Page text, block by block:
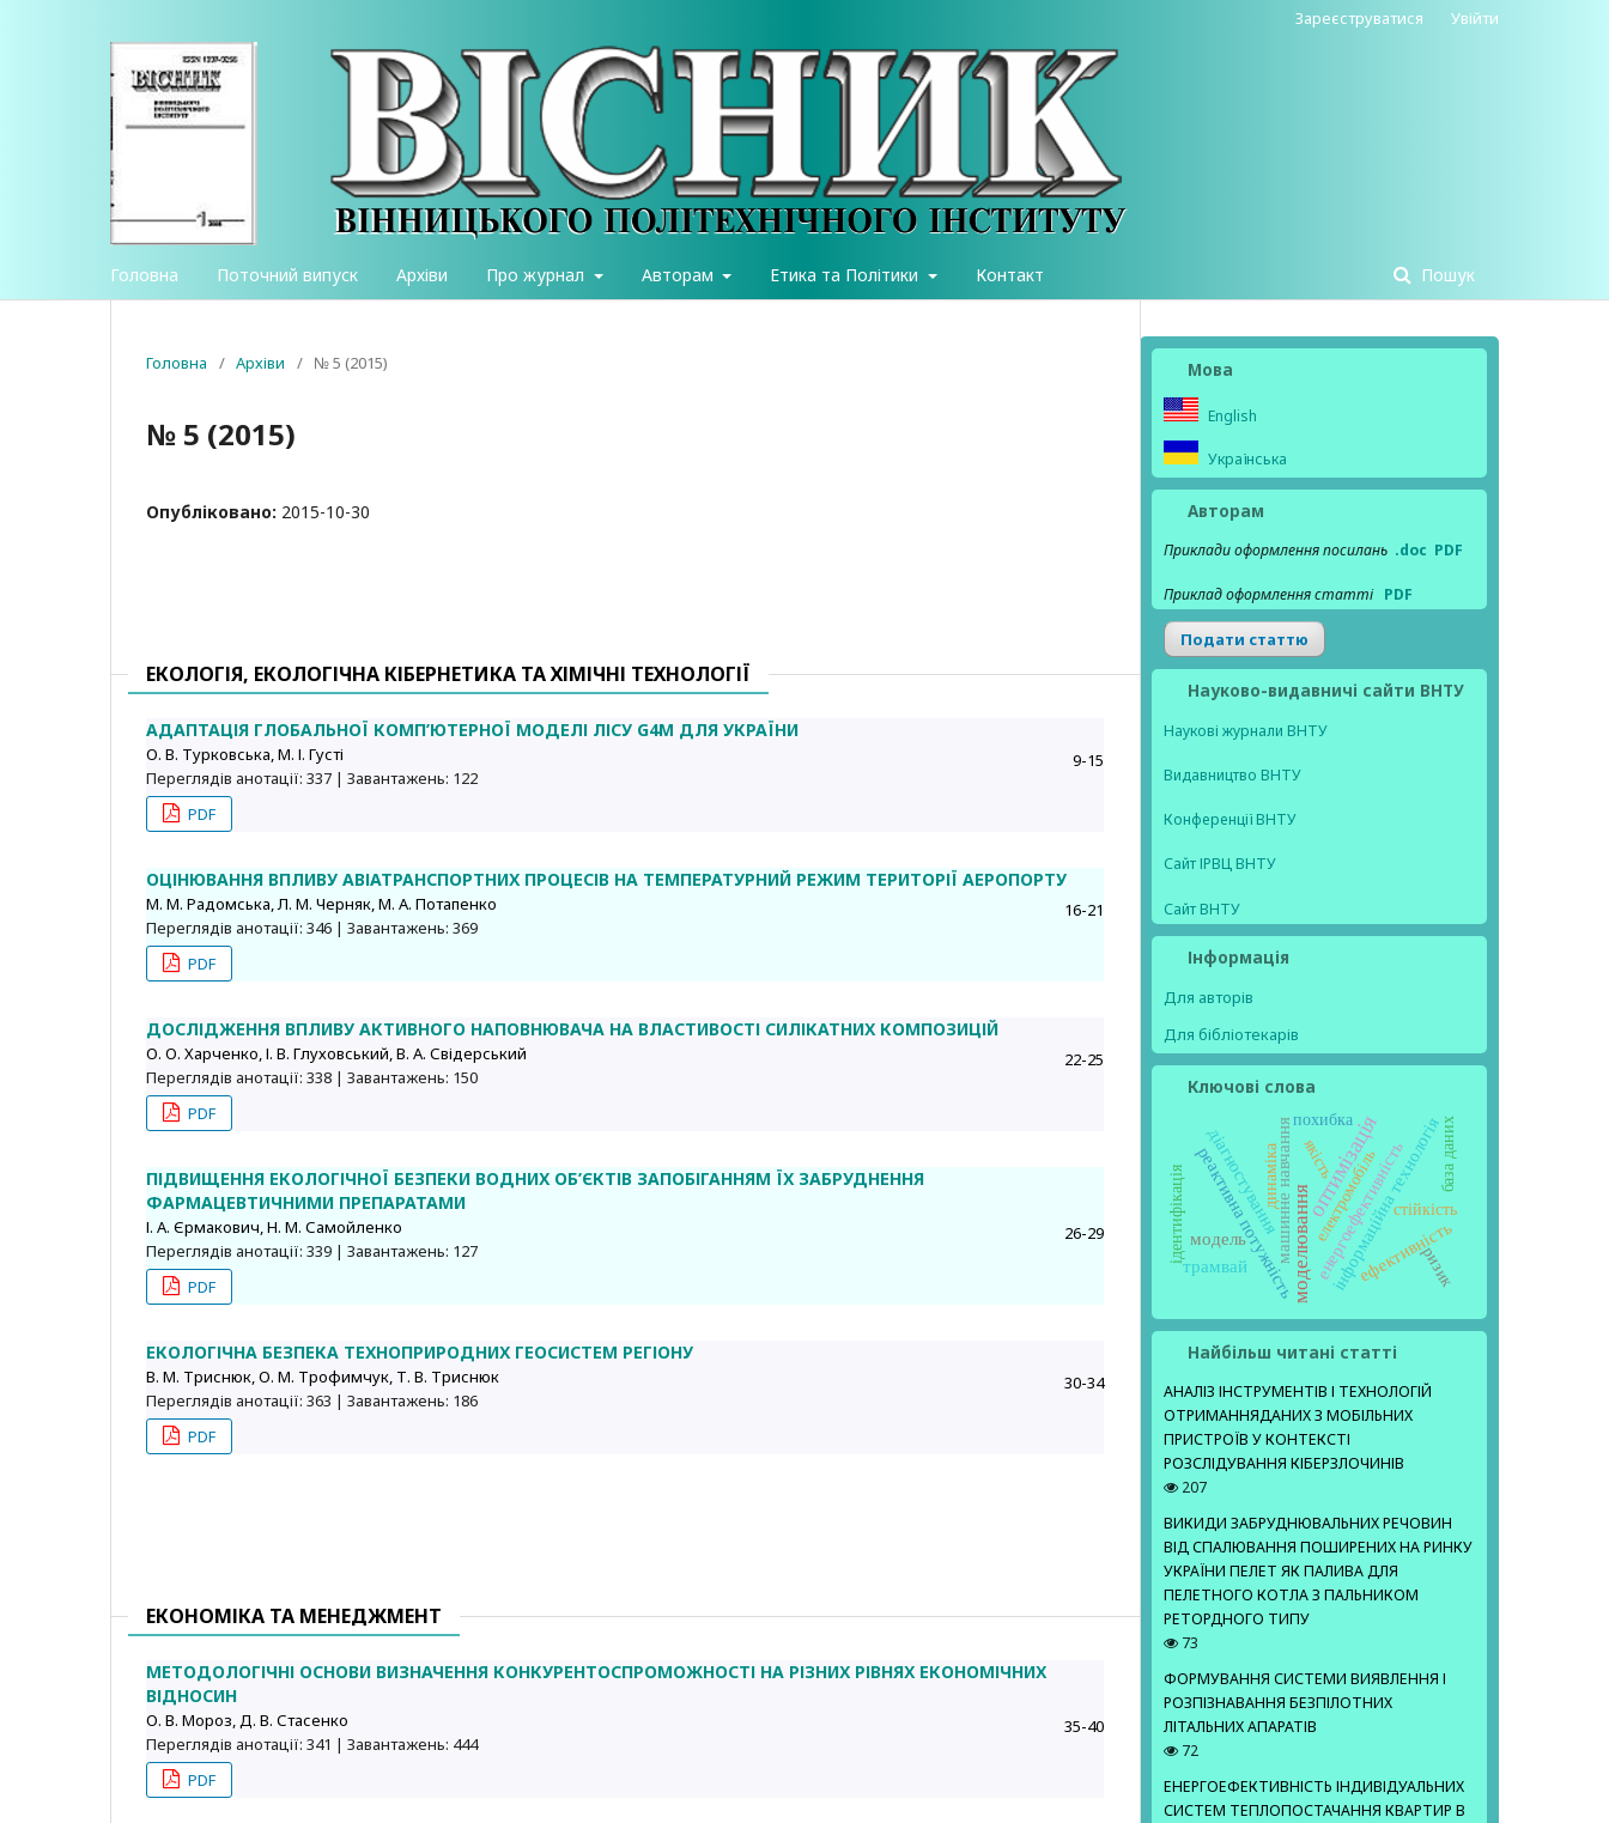
Головна Поточний випуск Архіви Про журнал Авторам Етика та Політики Контакт Пошук
Зареєструватися Увійти
Головна / Архіви / № 5 (2015)
№ 5 (2015)
Опубліковано: 2015-10-30
ЕКОЛОГІЯ, ЕКОЛОГІЧНА КІБЕРНЕТИКА ТА ХІМІЧНІ ТЕХНОЛОГІЇ
АДАПТАЦІЯ ГЛОБАЛЬНОЇ КОМП’ЮТЕРНОЇ МОДЕЛІ ЛІСУ G4M ДЛЯ УКРАЇНИ
О. В. Турковська, М. І. Густі
9-15
Переглядів анотації: 337 | Завантажень: 122
PDF
ОЦІНЮВАННЯ ВПЛИВУ АВІАТРАНСПОРТНИХ ПРОЦЕСІВ НА ТЕМПЕРАТУРНИЙ РЕЖИМ ТЕРИТОРІЇ АЕРОПОРТУ
М. М. Радомська, Л. М. Черняк, М. А. Потапенко
16-21
Переглядів анотації: 346 | Завантажень: 369
PDF
ДОСЛІДЖЕННЯ ВПЛИВУ АКТИВНОГО НАПОВНЮВАЧА НА ВЛАСТИВОСТІ СИЛІКАТНИХ КОМПОЗИЦІЙ
О. О. Харченко, І. В. Глуховський, В. А. Свідерський
22-25
Переглядів анотації: 338 | Завантажень: 150
PDF
ПІДВИЩЕННЯ ЕКОЛОГІЧНОЇ БЕЗПЕКИ ВОДНИХ ОБ’ЄКТІВ ЗАПОБІГАННЯМ ЇХ ЗАБРУДНЕННЯ
ФАРМАЦЕВТИЧНИМИ ПРЕПАРАТАМИ
І. А. Єрмакович, Н. М. Самойленко
26-29
Переглядів анотації: 339 | Завантажень: 127
PDF
ЕКОЛОГІЧНА БЕЗПЕКА ТЕХНОПРИРОДНИХ ГЕОСИСТЕМ РЕГІОНУ
В. М. Триснюк, О. М. Трофимчук, Т. В. Триснюк
30-34
Переглядів анотації: 363 | Завантажень: 186
PDF
ЕКОНОМІКА ТА МЕНЕДЖМЕНТ
МЕТОДОЛОГІЧНІ ОСНОВИ ВИЗНАЧЕННЯ КОНКУРЕНТОСПРОМОЖНОСТІ НА РІЗНИХ РІВНЯХ ЕКОНОМІЧНИХ
ВІДНОСИН
О. В. Мороз, Д. В. Стасенко
35-40
Переглядів анотації: 341 | Завантажень: 444
PDF
Мова
English
Українська
Авторам
Приклади оформлення посилань .doc PDF
Приклад оформлення статті PDF
Подати статтю
Науково-видавничі сайти ВНТУ
Наукові журнали ВНТУ
Видавництво ВНТУ
Конференції ВНТУ
Сайт ІРВЦ ВНТУ
Сайт ВНТУ
Інформація
Для авторів
Для бібліотекарів
Ключові слова
оптимізація
моделюванняінформаційна технологія
реактивна потужність ефективність
машинне навчання
модель енергоефективність
діагностування
трамвай ризик
стійкість
якість база даних
ідентифікація динаміка електромобіль
похибка
Найбільш читані статті
АНАЛІЗ ІНСТРУМЕНТІВ І ТЕХНОЛОГІЙ
ОТРИМАННЯДАНИХ З МОБІЛЬНИХ
ПРИСТРОЇВ У КОНТЕКСТІ
РОЗСЛІДУВАННЯ КІБЕРЗЛОЧИНІВ
207
ВИКИДИ ЗАБРУДНЮВАЛЬНИХ РЕЧОВИН
ВІД СПАЛЮВАННЯ ПОШИРЕНИХ НА РИНКУ
УКРАЇНИ ПЕЛЕТ ЯК ПАЛИВА ДЛЯ
ПЕЛЕТНОГО КОТЛА З ПАЛЬНИКОМ
РЕТОРДНОГО ТИПУ
73
ФОРМУВАННЯ СИСТЕМИ ВИЯВЛЕННЯ І
РОЗПІЗНАВАННЯ БЕЗПІЛОТНИХ
ЛІТАЛЬНИХ АПАРАТІВ
72
ЕНЕРГОЕФЕКТИВНІСТЬ ІНДИВІДУАЛЬНИХ
СИСТЕМ ТЕПЛОПОСТАЧАННЯ КВАРТИР В